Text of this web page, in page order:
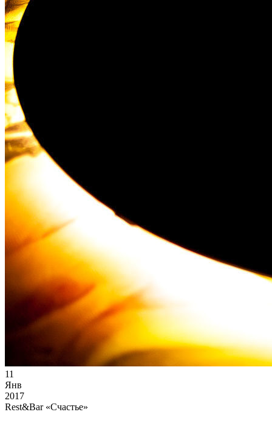
11
Янв
2017
Rest&Bar «Счастье»